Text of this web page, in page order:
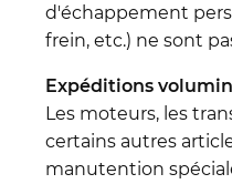
d'échappement
frein, etc.) ne sont
Expéditions
Les moteurs, les
certains autres
manutention